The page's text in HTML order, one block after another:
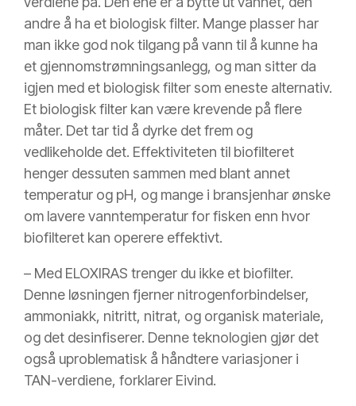
andre å ha et biologisk filter. Mange plasser har
man ikke god nok tilgang på vann til å kunne ha
et gjennomstrømningsanlegg, og man sitter da
igjen med et biologisk filter som eneste alternativ.
Et biologisk filter kan være krevende på flere
måter. Det tar tid å dyrke det frem og
vedlikeholde det. Effektiviteten til biofilteret
henger dessuten sammen med blant annet
temperatur og pH, og mange i bransjenhar ønske
om lavere vanntemperatur for fisken enn hvor
biofilteret kan operere effektivt.
– Med ELOXIRAS trenger du ikke et biofilter.
Denne løsningen fjerner nitrogenforbindelser,
ammoniakk, nitritt, nitrat, og organisk materiale,
og det desinfiserer. Denne teknologien gjør det
også uproblematisk å håndtere variasjoner i
TAN-verdiene, forklarer Eivind.